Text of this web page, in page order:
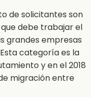
de solicitantes son
debe trabajar el
grandes empresas
Esta categoría es la
y en el 2018
migración entre